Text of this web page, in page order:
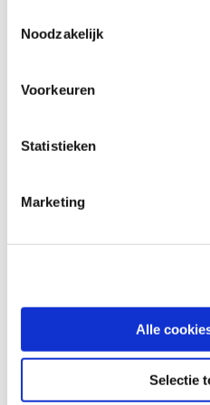
Noodzakelijk
Voorkeuren
Statistieken
Marketing
Alle
Selectie
concilieert automatisch
Directe communicatie:
ontvang bankafschriften
Voordelen
Behoud een goede relatie
U wilt een goede relatie
leveranciers en werknemers
doen, wilt u ervoor zorgen
betalingen mist en uw